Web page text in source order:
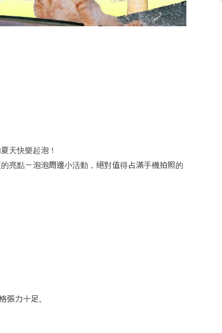
天快樂起泡！
亮點－泡泡周邊小活動，絕對值得占滿手機拍照的
張力十足。